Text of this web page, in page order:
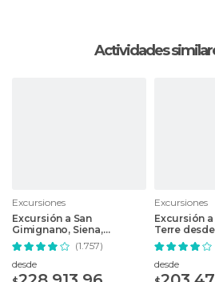
Actividades
Excursiones
Excursión a San
Gimignano, Siena,
Monteriggioni y Chianti
desde Florencia
(1.757)
desde
Excursiones
Excursión
Terre
desde